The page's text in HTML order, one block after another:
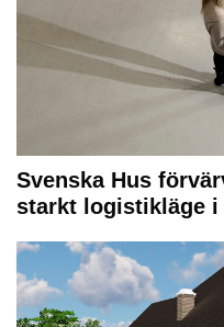
Svenska Hus
starkt logistikläge i